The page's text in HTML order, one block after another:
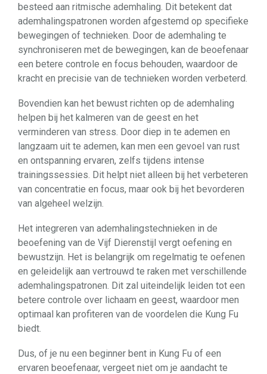
besteed aan ritmische ademhaling. Dit betekent dat
ademhalingspatronen worden afgestemd op specifieke
bewegingen of technieken. Door de ademhaling te
synchroniseren met de bewegingen, kan de beoefenaar
een betere controle en focus behouden, waardoor de
kracht en precisie van de technieken worden verbeterd.
Bovendien kan het bewust richten op de ademhaling
helpen bij het kalmeren van de geest en het
verminderen van stress. Door diep in te ademen en
langzaam uit te ademen, kan men een gevoel van rust
en ontspanning ervaren, zelfs tijdens intense
trainingssessies. Dit helpt niet alleen bij het verbeteren
van concentratie en focus, maar ook bij het bevorderen
van algeheel welzijn.
Het integreren van ademhalingstechnieken in de
beoefening van de Vijf Dierenstijl vergt oefening en
bewustzijn. Het is belangrijk om regelmatig te oefenen
en geleidelijk aan vertrouwd te raken met verschillende
ademhalingspatronen. Dit zal uiteindelijk leiden tot een
betere controle over lichaam en geest, waardoor men
optimaal kan profiteren van de voordelen die Kung Fu
biedt.
Dus, of je nu een beginner bent in Kung Fu of een
ervaren beoefenaar, vergeet niet om je aandacht te